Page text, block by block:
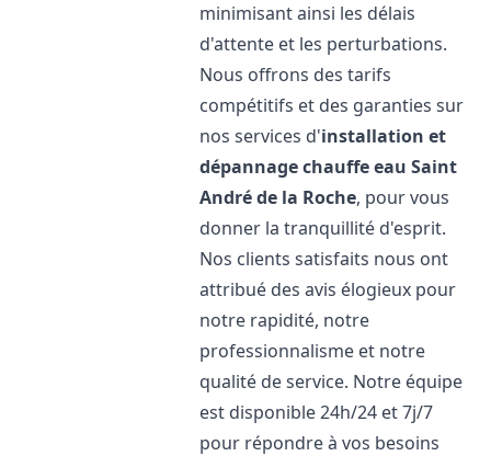
minimisant ainsi les délais
d'attente et les perturbations.
Nous offrons des tarifs
compétitifs et des garanties sur
nos services d'installation et
dépannage chauffe eau Saint
André de la Roche, pour vous
donner la tranquillité d'esprit.
Nos clients satisfaits nous ont
attribué des avis élogieux pour
notre rapidité, notre
professionnalisme et notre
qualité de service. Notre équipe
est disponible 24h/24 et 7j/7
pour répondre à vos besoins